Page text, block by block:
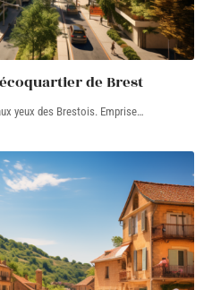
de Brest
yeux des Brestois. Emprise…